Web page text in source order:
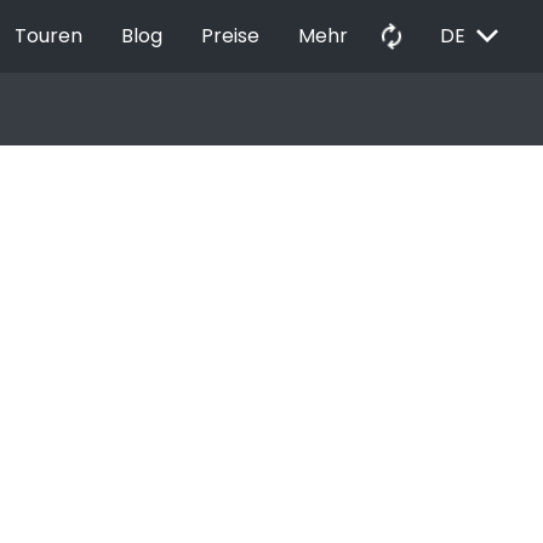
Touren Blog Preise Mehr autorenew DE EXPAND_MORE